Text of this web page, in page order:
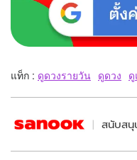
แท็ก : ดูดวงรายวัน ดูดวง
สนับสนุ